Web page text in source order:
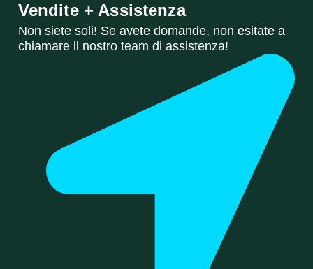
Vendite + Assistenza
Non siete soli! Se avete domande, non esitate a
chiamare il nostro team di assistenza!